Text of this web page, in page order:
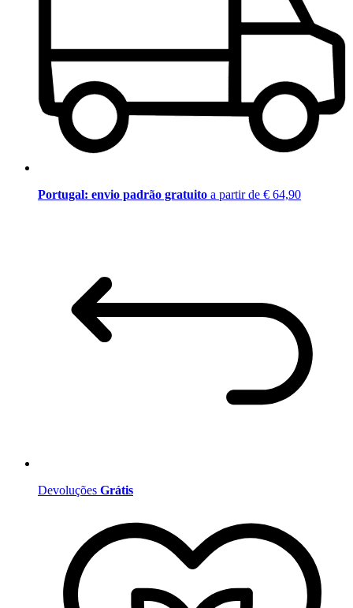
Portugal: envio padrão gratuito a partir de € 64,90
Devoluções Grátis